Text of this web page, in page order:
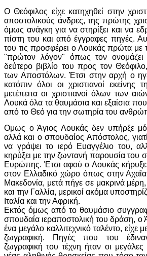
Ο Θεόφιλος είχε κατηχηθεί στην
αποστολικούς άνδρες, της πρώτης
όμως ανάγκη για να στηρίξει και να
πίστη του και από έγγραφες πηγές.
του τις προσφέρει ο Λουκάς πρώτα με
"πρώτον λόγον" όπως τον ονομάζει
δεύτερο βιβλίο του προς τον
των Αποστόλων. Έτσι στην αρχή ο
κατόπιν όλοι οι χριστιανοί εκείνης
μετέπειτα οι χριστιανοί όλων των
Λουκά όλα τα θαυμάσια και εξαίσια
από το Θεό για την σωτηρία του
Oμως ο Άγιος Λουκάς δεν υπήρξε
αλλά και ο σπουδαίος Απόστολος,
να γράψει το ιερό Ευαγγέλιο του,
κηρύξει με την ζωντανή παρουσία του
Ευρώπης. Έτσι αφού ο Λουκάς
στον Ελλαδικό χώρο όπως στην
Μακεδονία, μετά πήγε σε μακρινά
και την Γαλλία, μερικοί ακόμα
Ιταλία και την Αφρική.
Εκτός όμως από το θαυμάσιο
σπουδαία ιεραποστολική του δράση, ο
ένα μεγάλο καλλιτεχνικό ταλέντο, είχε
ζωγραφική. Πηγές που του
ζωγραφική του τέχνη ήταν οι